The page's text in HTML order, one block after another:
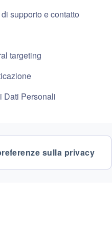
supporto e contatto
targeting
Dati Personali
sulla privacy